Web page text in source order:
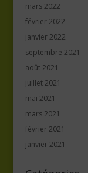
mars 2022
février 2022
janvier 2022
septembre 2021
août 2021
juillet 2021
mai 2021
mars 2021
février 2021
janvier 2021